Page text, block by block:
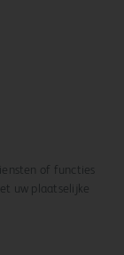
of functies
uw plaatselijke